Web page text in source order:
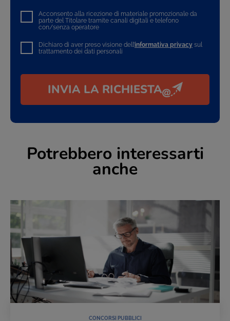
Acconsento alla ricezione di materiale promozionale da
parte del Titolare tramite canali digitali e telefono
con/senza operatore
Dichiaro di aver preso visione dell’informativa privacy sul
trattamento dei dati personali
INVIA LA RICHIESTA
Potrebbero interessarti
anche
CONCORSI PUBBLICI